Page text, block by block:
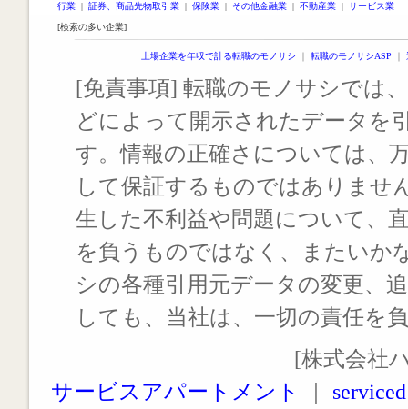
行業 | 証券、商品先物取引業 | 保険業 | その他金融業 | 不動産業 | サービス業
[検索の多い企業]
上場企業を年収で計る転職のモノサシ ｜ 転職のモノサシASP ｜
[免責事項] 転職のモノサシでは
どによって開示されたデータを
す。情報の正確さについては、
して保証するものではありませ
生した不利益や問題について、
を負うものではなく、またいか
シの各種引用元データの変更、
しても、当社は、一切の責任を
[株式会社
サービスアパートメント